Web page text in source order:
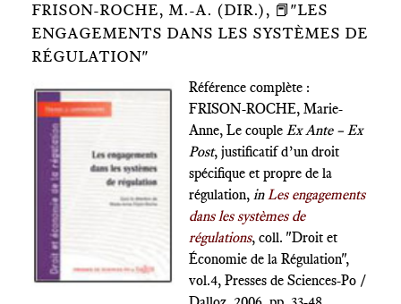
FRISON-ROCHE, M.-A. (DIR.), 📕"LES
ENGAGEMENTS DANS LES SYSTÈMES DE
RÉGULATION"
Référence complète :
FRISON-ROCHE, Marie-
Anne, Le couple Ex Ante – Ex
Post, justificatif d’un droit
spécifique et propre de la
régulation, inLes engagements
dans les systèmes de
régulations, coll. "Droit et
Économie de la Régulation",
vol.4, Presses de Sciences-Po /